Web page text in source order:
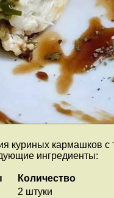
куриных кармашков с
ингредиенты:
Количество
2 штуки